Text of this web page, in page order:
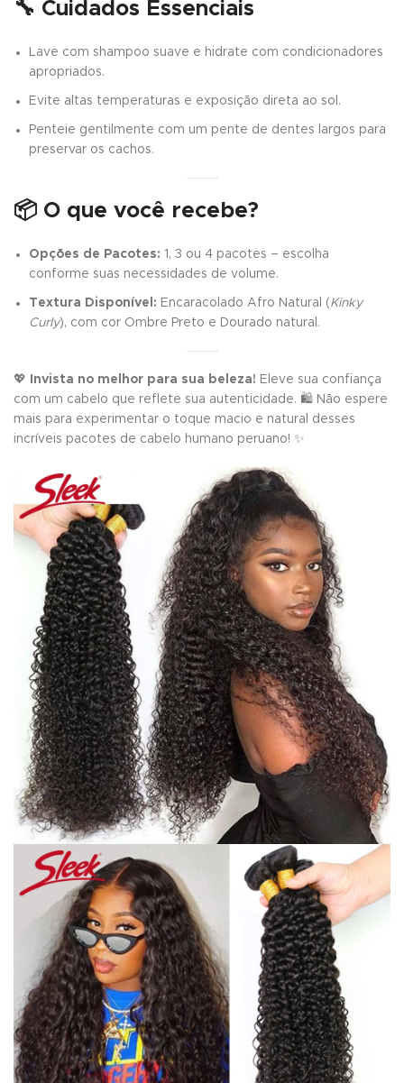
🔧 Cuidados Essenciais
Lave com shampoo suave e hidrate com condicionadores
apropriados.
Evite altas temperaturas e exposição direta ao sol.
Penteie gentilmente com um pente de dentes largos para
preservar os cachos.
📦 O que você recebe?
Opções de Pacotes: 1, 3 ou 4 pacotes – escolha
conforme suas necessidades de volume.
Textura Disponível: Encaracolado Afro Natural (Kinky
Curly), com cor Ombre Preto e Dourado natural.
💖 Invista no melhor para sua beleza! Eleve sua confiança
com um cabelo que reflete sua autenticidade. 🛍️ Não espere
mais para experimentar o toque macio e natural desses
incríveis pacotes de cabelo humano peruano! ✨